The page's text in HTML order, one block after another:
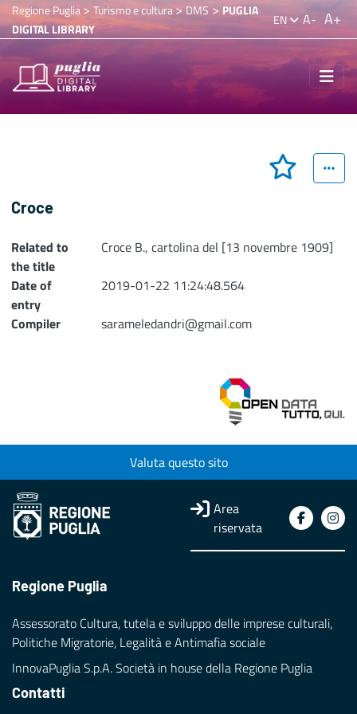
Regione Puglia> Turismo e cultura>DMS > PUGLIA
DIGITAL LIBRARY
EN A- A+
Croce
Related to
the title
Croce B., cartolina del [13 novembre 1909]
Date of
entry
2019-01-22 11:24:48.564
Compiler
sarameledandri@gmail.com
Valuta questo sito
Area
riservata
Regione Puglia
Assessorato Cultura, tutela e sviluppo delle imprese culturali,
Politiche Migratorie, Legalità e Antimafia sociale
InnovaPuglia S.p.A. Società in house della Regione Puglia
Contatti